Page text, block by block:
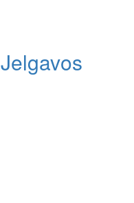
Jelgavos